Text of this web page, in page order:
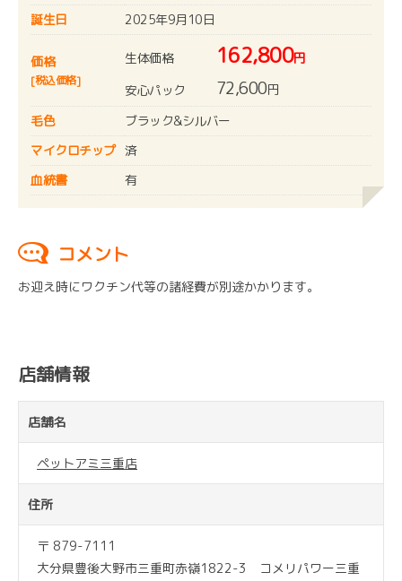
誕生日
2025年9月10日
価格
[税込価格]
生体価格 162,800円
安心パック
72,600円
毛色
ブラック&シルバー
マイクロチップ 済
血統書
有
コメント
お迎え時にワクチン代等の諸経費が別途かかります。
店舗情報
店舗名
ペットアミ三重店
住所
〒 879-7111
大分県豊後大野市三重町赤嶺1822-3 コメリパワー三重